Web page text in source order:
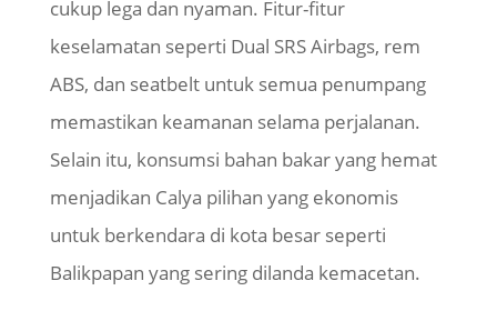
cukup lega dan nyaman. Fitur-fitur
keselamatan seperti Dual SRS Airbags, rem
ABS, dan seatbelt untuk semua penumpang
memastikan keamanan selama perjalanan.
Selain itu, konsumsi bahan bakar yang hemat
menjadikan Calya pilihan yang ekonomis
untuk berkendara di kota besar seperti
Balikpapan yang sering dilanda kemacetan.